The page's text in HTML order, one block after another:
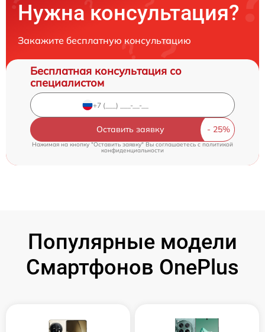
Нужна консультация?
Закажите бесплатную консультацию
Бесплатная консультация со
специалистом
Оставить заявку
Нажимая на кнопку "Оставить заявку" Вы соглашаетесь c политикой
конфиденциальности
Популярные модели
Смартфонов OnePlus